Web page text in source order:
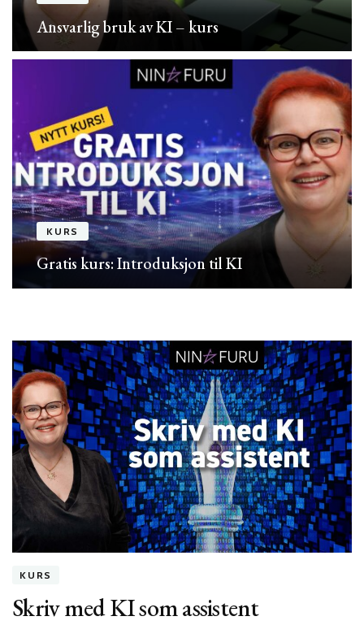
Ansvarlig bruk av KI – kurs
KURS
Gratis kurs: Introduksjon til KI
KURS
Skriv med KI som assistent